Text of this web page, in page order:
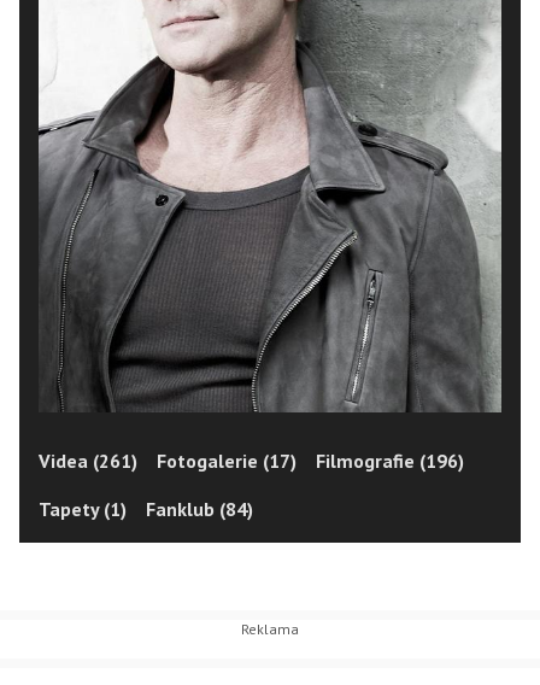
Videa (261) Fotogalerie (17)
Filmografie (196)
Tapety (1)
Fanklub (84)